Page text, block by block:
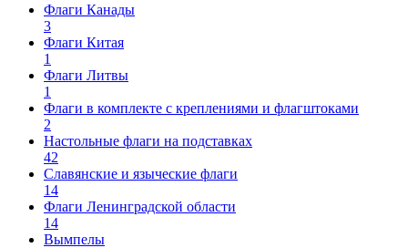
Флаги Канады
3
Флаги Китая
1
Флаги Литвы
1
Флаги в комплекте с креплениями и флагштоками
2
Настольные флаги на подставках
42
Славянские и языческие флаги
14
Флаги Ленинградской области
14
Вымпелы